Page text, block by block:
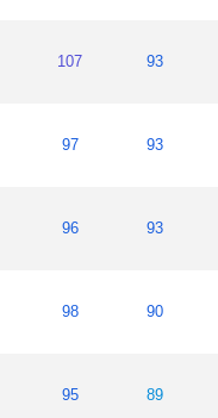
107 93
97 93
96 93
98 90
95 89